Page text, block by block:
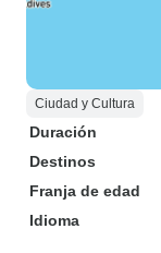
Ciudad y Cultura
Duración
Destinos
Franja de edad
Idioma